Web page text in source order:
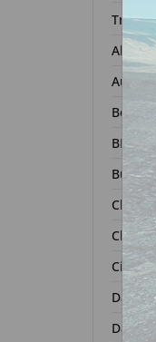
Alfa
Audi
Bentley
BMW
Buick
Citroën
Dacia